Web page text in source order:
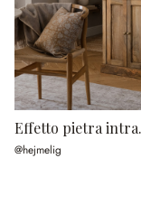
@hejmelig